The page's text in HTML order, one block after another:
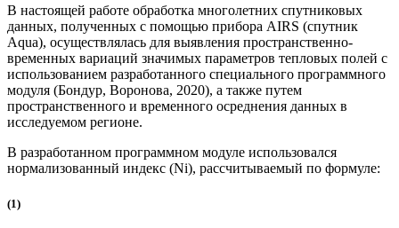
В настоящей работе обработка многолетних спутниковых
данных, полученных с помощью прибора AIRS (спутник
Aqua), осуществлялась для выявления пространственно-
временных вариаций значимых параметров тепловых полей с
использованием разработанного специального программного
модуля (Бондур, Воронова, 2020), а также путем
пространственного и временного осреднения данных в
исследуемом регионе.
В разработанном программном модуле использовался
нормализованный индекс (Ni), рассчитываемый по формуле:
(1)